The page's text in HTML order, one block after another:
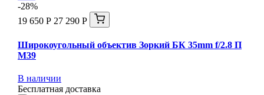
-28%
19 650 Р 27 290 Р
Широкоугольный объектив Зоркий БК 35mm f/2.8 П
М39
В наличии
Бесплатная доставка